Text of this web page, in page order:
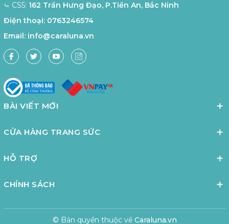
⤿ CS5: 162 Trần Hưng Đạo, P.Tiền An, Bắc Ninh
Điện thoại: 0763246574
Email: info@caraluna.vn
BÀI VIẾT MỚI
CỬA HÀNG TRANG SỨC
HỖ TRỢ
CHÍNH SÁCH
© Bản quyền thuộc về Caraluna.vn